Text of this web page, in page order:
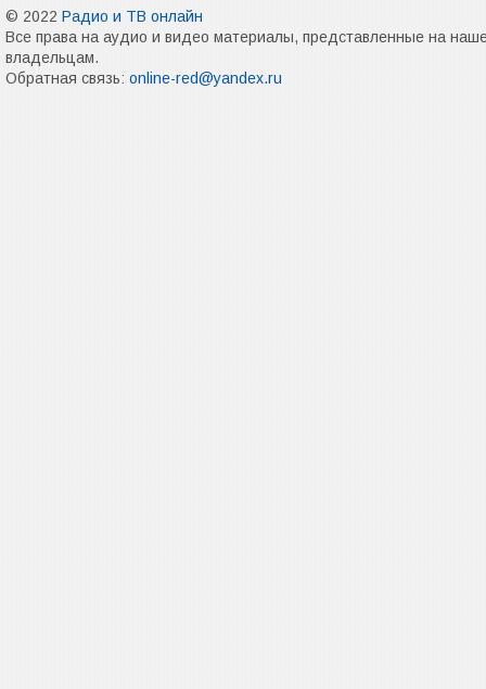
© 2022 Радио и ТВ онлайн
Все права на аудио и видео материалы, представленные на
владельцам.
Обратная связь: online-red@yandex.ru